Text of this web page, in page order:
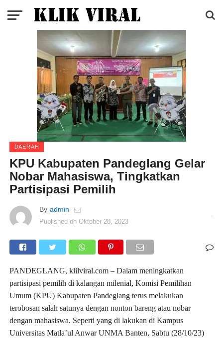
DAERAH
KPU Kabupaten Pandeglang Gelar
Nobar Mahasiswa, Tingkatkan
Partisipasi Pemilih
By admin
Published on Oktober 28, 2023
PANDEGLANG, klilviral.com – Dalam meningkatkan
partisipasi pemilih di kalangan milenial, Komisi Pemilihan
Umum (KPU) Kabupaten Pandeglang terus melakukan
terobosan salah satunya dengan nonton bareng atau nobar
dengan mahasiswa. Seperti yang di lakukan di Kampus
Universitas Matla’ul Anwar UNMA Banten, Sabtu (28/10/23)